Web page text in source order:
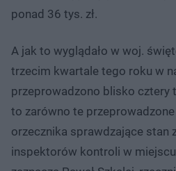
ponad 36 tys. zł.
A jak to wyglądało w woj.
trzecim kwartale tego roku w
przeprowadzono blisko cztery
to zarówno te
orzecznika sprawdzające stan
inspektorów kontroli w